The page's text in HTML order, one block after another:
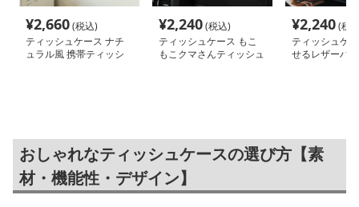
¥2,660(税込)
ティッシュケース ナチ
ュラル風 携帯ティッシ
¥2,240(税込)
ティッシュケース もこ
もこクマさんティッシュ
¥2,240(税
ティッシュケ
せるレザーハ
おしゃれなティッシュケースの選び方【素
材・機能性・デザイン】